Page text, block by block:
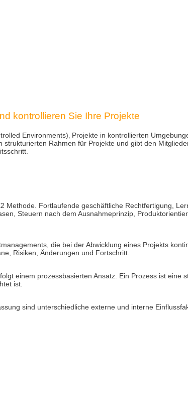
kontrollieren Sie Ihre Projekte
Environments)‚ Projekte in kontrollierten
Rahmen für Projekte und gibt den
Methode. Fortlaufende geschäftliche Rechtfertigung,
Steuern nach dem Ausnahmeprinzip,
die bei der Abwicklung eines Projekts
Risiken, Änderungen und Fortschritt.
einem prozessbasierten Ansatz. Ein Prozess ist eine
ist.
sind unterschiedliche externe und interne